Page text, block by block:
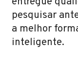
pesquisar
a melhor
inteligente.